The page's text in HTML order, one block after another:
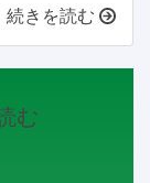
続きを読む
む